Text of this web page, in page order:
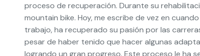
proceso de recuperación. Durante su
mountain bike. Hoy, me escribe de vez en
trabajo, ha recuperado su pasión por las
pesar de haber tenido que hacer algunas
logrando un gran progreso. Este proceso le ha